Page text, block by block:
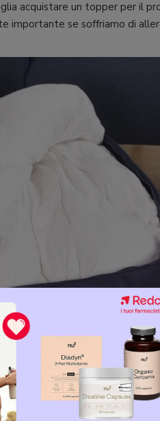
acquistare un topper per il
importante se soffriamo di
naturali : l’imbottitura